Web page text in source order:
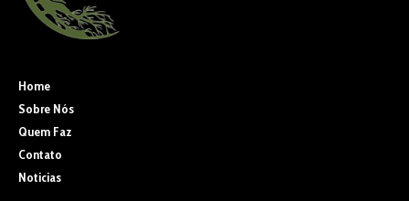
Home
Sobre Nós
Quem Faz
Contato
Noticias